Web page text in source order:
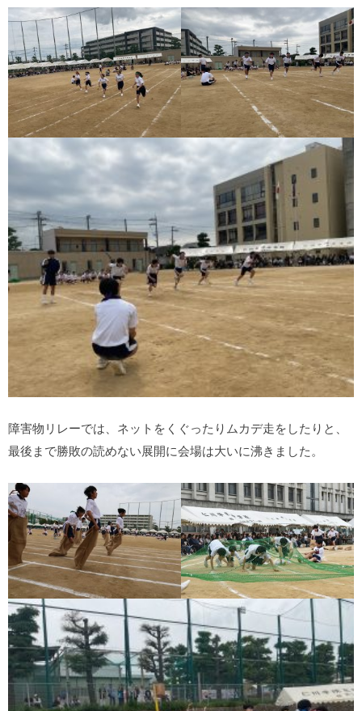
障害物リレーでは、ネットをくぐったりムカデ走をしたりと、
最後まで勝敗の読めない展開に会場は大いに沸きました。